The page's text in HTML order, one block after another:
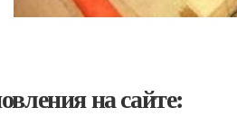
на сайте: